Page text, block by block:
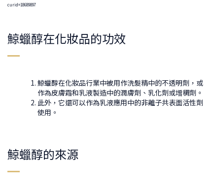
curid=18689897
鯨蠟醇在化妝品的功效
鯨蠟醇在化妝品行業中被用作洗髮精中的不透明劑，或
作為皮膚霜和乳液製造中的潤膚劑、乳化劑或增稠劑。
此外，它還可以作為乳液應用中的非離子共表面活性劑
使用。
鯨蠟醇的來源